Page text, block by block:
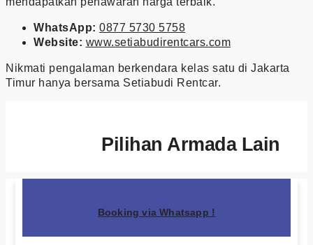
WhatsApp: 0877 5730 5758
Website: www.setiabudirentcars.com
Nikmati pengalaman berkendara kelas satu di Jakarta
Timur hanya bersama Setiabudi Rentcar.
Pilihan Armada Lain
Booking via Whatsapp !